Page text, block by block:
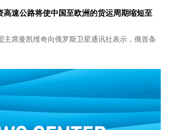
速公路将使中国至欧洲的货运周期缩短至
主席曼凯维奇向俄罗斯卫星通讯社表示，俄首条